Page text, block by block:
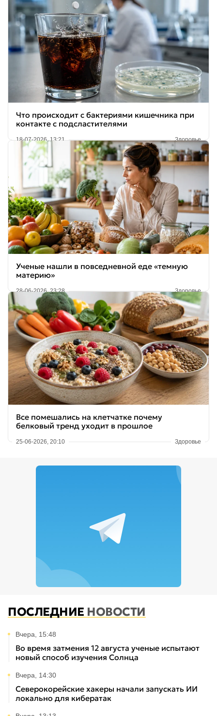
Что происходит с бактериями кишечника при
контакте с подсластителями
18-07-2026, 13:21 Здоровье
Ученые нашли в повседневной еде «темную
материю»
28-06-2026, 23:28 Здоровье
Все помешались на клетчатке почему
белковый тренд уходит в прошлое
25-06-2026, 20:10 Здоровье
ПОСЛЕДНИЕ НОВОСТИ
Вчера, 15:48
Во время затмения 12 августа ученые испытают
новый способ изучения Солнца
Вчера, 14:30
Северокорейские хакеры начали запускать ИИ
локально для кибератак